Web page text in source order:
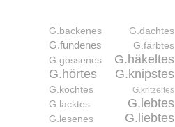
G.backenes G.dachtes
G.fundenes
G.färbtes
G.gossenes
G.häkeltes
G.hörtes
G.knipstes
G.kochtes G.kritzeltes
G.lacktes G.lebtes
G.lesenes G.liebtes